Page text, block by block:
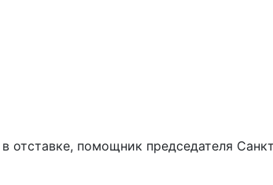
отставке, помощник председателя